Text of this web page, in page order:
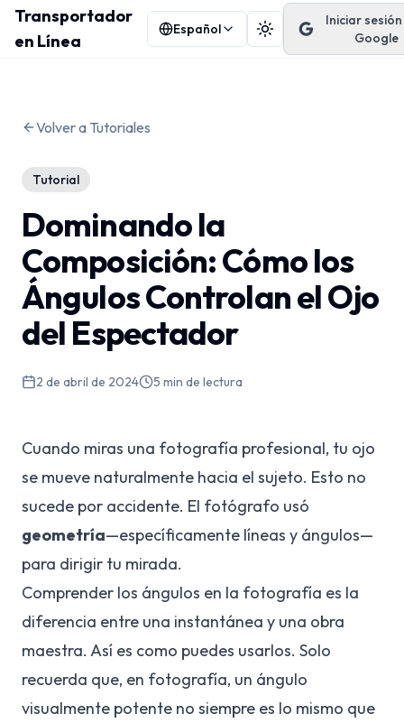
Transportador
en Línea
Español Cambiar tema
Iniciar
Google
Volver a Tutoriales
Tutorial
Dominando la
Composición: Cómo los
Ángulos Controlan el Ojo
del Espectador
2 de abril de 2024 5 min de lectura
Cuando miras una fotografía profesional, tu ojo
se mueve naturalmente hacia el sujeto. Esto no
sucede por accidente. El fotógrafo usó
geometría—específicamente líneas y ángulos—
para dirigir tu mirada.
Comprender los ángulos en la fotografía es la
diferencia entre una instantánea y una obra
maestra. Así es como puedes usarlos. Solo
recuerda que, en fotografía, un ángulo
visualmente potente no siempre es lo mismo que